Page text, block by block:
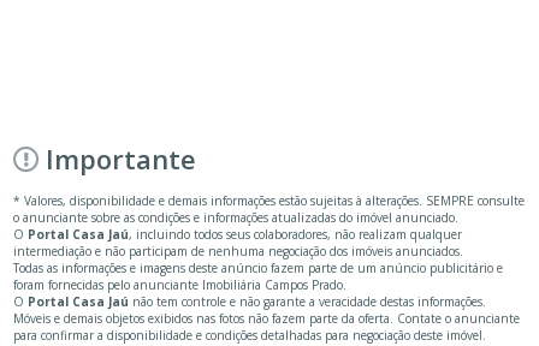
Importante
* Valores, disponibilidade e demais informações estão sujeitas à alterações. SEMPRE consulte
o anunciante sobre as condições e informações atualizadas do imóvel anunciado.
O Portal Casa Jaú, incluindo todos seus colaboradores, não realizam qualquer
intermediação e não participam de nenhuma negociação dos imóveis anunciados.
Todas as informações e imagens deste anúncio fazem parte de um anúncio publicitário e
foram fornecidas pelo anunciante Imobiliária Campos Prado.
O Portal Casa Jaú não tem controle e não garante a veracidade destas informações.
Móveis e demais objetos exibidos nas fotos não fazem parte da oferta. Contate o anunciante
para confirmar a disponibilidade e condições detalhadas para negociação deste imóvel.